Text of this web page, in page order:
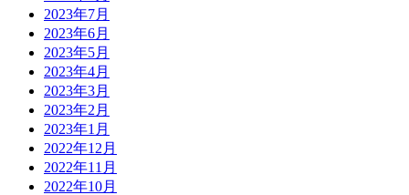
2023年7月
2023年6月
2023年5月
2023年4月
2023年3月
2023年2月
2023年1月
2022年12月
2022年11月
2022年10月